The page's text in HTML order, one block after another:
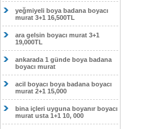
yeğmiyeli boya badana boyacı
murat 3+1 16,500TL
ara gelsin boyacı murat 3+1
19,000TL
ankarada 1 günde boya badana
boyacı murat
acil boyacı boya badana boyacı
murat 2+1 15,000
bina içleri uyguna boyanır boyacı
murat usta 1+1 10, 000